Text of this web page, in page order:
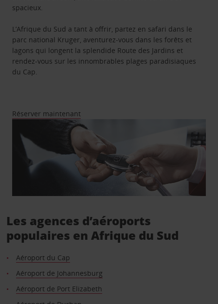
spacieux.
L’Afrique du Sud a tant à offrir, partez en safari dans le
parc national Kruger, aventurez-vous dans les forêts et
lagons qui longent la splendide Route des Jardins et
rendez-vous sur les innombrables plages paradisiaques
du Cap.
Réserver maintenant
Les agences d’aéroports
populaires en Afrique du Sud
Aéroport du Cap
Aéroport de Johannesburg
Aéroport de Port Elizabeth